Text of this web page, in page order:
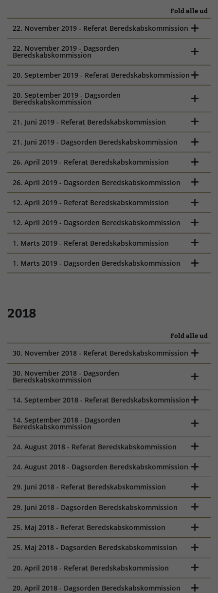
Fold alle ud
22. November 2019 - Referat Beredskabskommission
22. November 2019 - Dagsorden
Beredskabskommission
20. September 2019 - Referat Beredskabskommission
20. September 2019 - Dagsorden
Beredskabskommission
21. Juni 2019 - Referat Beredskabskommission
21. Juni 2019 - Dagsorden Beredskabskommission
26. April 2019 - Referat Beredskabskommission
26. April 2019 - Dagsorden Beredskabskommission
12. April 2019 - Referat Beredskabskommission
12. April 2019 - Dagsorden Beredskabskommission
1. Marts 2019 - Referat Beredskabskommission
1. Marts 2019 - Dagsorden Beredskabskommission
2018
Fold alle ud
30. November 2018 - Referat Beredskabskommission
30. November 2018 - Dagsorden
Beredskabskommission
14. September 2018 - Referat Beredskabskommission
14. September 2018 - Dagsorden
Beredskabskommission
24. August 2018 - Referat Beredskabskommission
24. August 2018 - Dagsorden Beredskabskommission
29. Juni 2018 - Referat Beredskabskommission
29. Juni 2018 - Dagsorden Beredskabskommission
25. Maj 2018 - Referat Beredskabskommission
25. Maj 2018 - Dagsorden Beredskabskommission
20. April 2018 - Referat Beredskabskommission
20. April 2018 - Dagsorden Beredskabskommission